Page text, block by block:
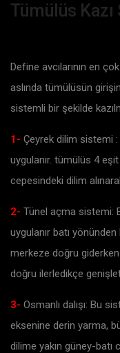
Tümülüs
Define avcılarının en
aslında tümülüsün
sistemli bir şekilde
1- Çeyrek dilim sistemi
uygulanır. tümülüs 4
cepesindeki dilim
2- Tünel açma sistemi:
uygulanır batı
merkeze doğru
doğru ilerledikçe
3- Osmanlı dalışı: Bu
eksenine derin yarma,
dilime yakın güney-